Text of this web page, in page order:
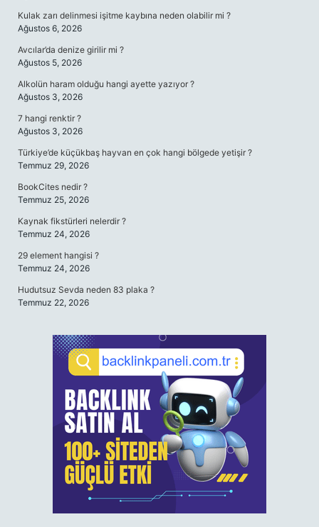
Kulak zarı delinmesi işitme kaybına neden olabilir mi ?
Ağustos 6, 2026
Avcılar’da denize girilir mi ?
Ağustos 5, 2026
Alkolün haram olduğu hangi ayette yazıyor ?
Ağustos 3, 2026
7 hangi renktir ?
Ağustos 3, 2026
Türkiye’de küçükbaş hayvan en çok hangi bölgede yetişir ?
Temmuz 29, 2026
BookCites nedir ?
Temmuz 25, 2026
Kaynak fikstürleri nelerdir ?
Temmuz 24, 2026
29 element hangisi ?
Temmuz 24, 2026
Hudutsuz Sevda neden 83 plaka ?
Temmuz 22, 2026